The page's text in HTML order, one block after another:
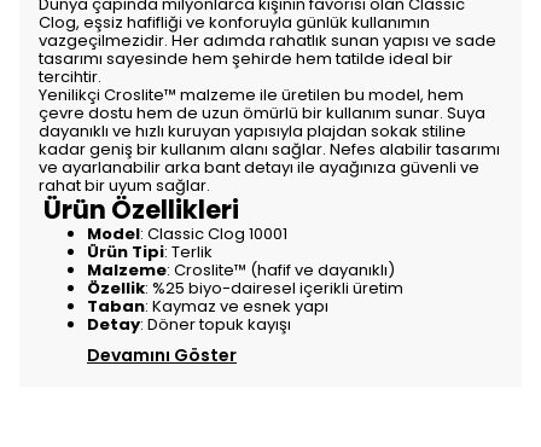
Clog, eşsiz hafifliği ve konforuyla günlük kullanımın
vazgeçilmezidir. Her adımda rahatlık sunan yapısı ve sade
tasarımı sayesinde hem şehirde hem tatilde ideal bir
tercihtir.
Yenilikçi Croslite™ malzeme ile üretilen bu model, hem
çevre dostu hem de uzun ömürlü bir kullanım sunar. Suya
dayanıklı ve hızlı kuruyan yapısıyla plajdan sokak stiline
kadar geniş bir kullanım alanı sağlar. Nefes alabilir tasarımı
ve ayarlanabilir arka bant detayı ile ayağınıza güvenli ve
rahat bir uyum sağlar.
Ürün Özellikleri
Model: Classic Clog 10001
Ürün Tipi: Terlik
Malzeme: Croslite™ (hafif ve dayanıklı)
Özellik: %25 biyo-dairesel içerikli üretim
Taban: Kaymaz ve esnek yapı
Detay: Döner topuk kayışı
Devamını Göster